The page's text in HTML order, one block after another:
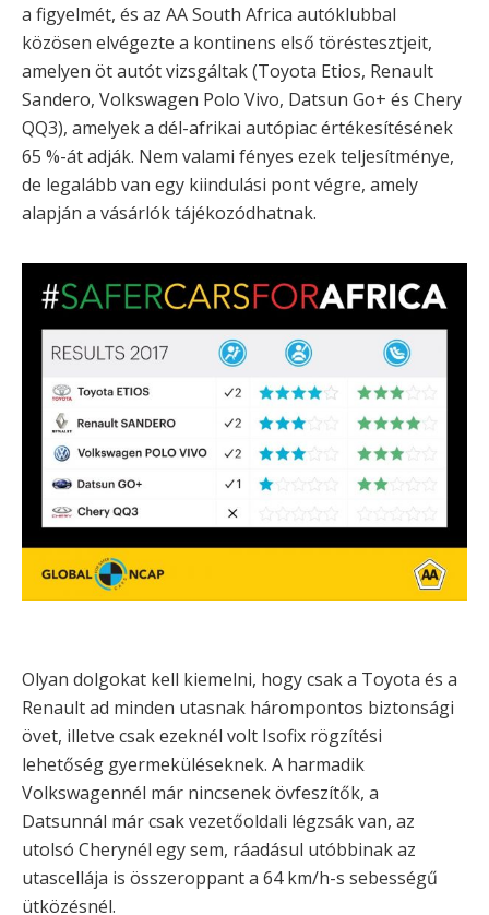
a figyelmét, és az AA South Africa autóklubbal
közösen elvégezte a kontinens első töréstesztjeit,
amelyen öt autót vizsgáltak (Toyota Etios, Renault
Sandero, Volkswagen Polo Vivo, Datsun Go+ és Chery
QQ3), amelyek a dél-afrikai autópiac értékesítésének
65 %-át adják. Nem valami fényes ezek teljesítménye,
de legalább van egy kiindulási pont végre, amely
alapján a vásárlók tájékozódhatnak.
Olyan dolgokat kell kiemelni, hogy csak a Toyota és a
Renault ad minden utasnak hárompontos biztonsági
övet, illetve csak ezeknél volt Isofix rögzítési
lehetőség gyermeküléseknek. A harmadik
Volkswagennél már nincsenek övfeszítők, a
Datsunnál már csak vezetőoldali légzsák van, az
utolsó Cherynél egy sem, ráadásul utóbbinak az
utascellája is összeroppant a 64 km/h-s sebességű
ütközésnél.